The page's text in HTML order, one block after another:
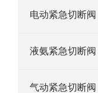
电动紧急切断阀
液氨紧急切断阀
气动紧急切断阀